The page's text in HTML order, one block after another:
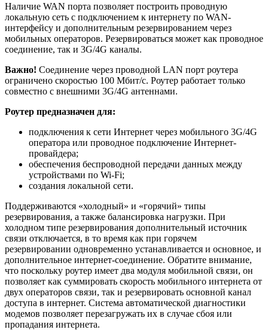
Наличие WAN порта позволяет построить проводную
локальную сеть с подключением к интернету по WAN-
интерфейсу и дополнительным резервированием через
мобильных операторов. Резервироваться может как проводное
соединение, так и 3G/4G каналы.
Важно! Соединение через проводной LAN порт роутера
ограничено скоростью 100 Мбит/с. Роутер работает только
совместно с внешними 3G/4G антеннами.
Роутер предназначен для:
подключения к сети Интернет через мобильного 3G/4G
оператора или проводное подключение Интернет-
провайдера;
обеспечения беспроводной передачи данных между
устройствами по Wi-Fi;
создания локальной сети.
Поддерживаются «холодный» и «горячий» типы
резервирования, а также балансировка нагрузки. При
холодном типе резервирования дополнительный источник
связи отключается, в то время как при горячем
резервировании одновременно устанавливается и основное, и
дополнительное интернет-соединение. Обратите внимание,
что поскольку роутер имеет два модуля мобильной связи, он
позволяет как суммировать скорость мобильного интернета от
двух операторов связи, так и резервировать основной канал
доступа в интернет. Система автоматической диагностики
модемов позволяет перезагружать их в случае сбоя или
пропадания интернета.